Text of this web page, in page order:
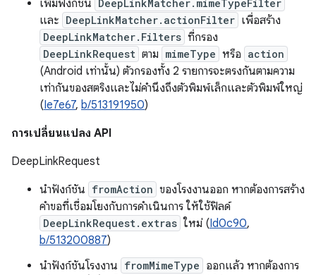
เพิ่มฟังก์ชัน DeepLinkMatcher.mimeTypeFilter
และ DeepLinkMatcher.actionFilter เพื่อสร้าง
DeepLinkMatcher.Filters ที่กรอง
DeepLinkRequest ตาม mimeType หรือ action
(Android เท่านั้น) ตัวกรองทั้ง 2 รายการจะตรงกันตามความ
เท่ากันของสตริงและไม่คำนึงถึงตัวพิมพ์เล็กและตัวพิมพ์ใหญ่
(Ie7e67, b/513191950)
การเปลี่ยนแปลง API
DeepLinkRequest
นำฟังก์ชัน fromAction ของโรงงานออก หากต้องการสร้าง
คำขอที่เชื่อมโยงกับการดำเนินการ ให้ใช้ฟิลด์
DeepLinkRequest.extras ใหม่ (Id0c90,
b/513200887)
นำฟังก์ชันโรงงาน fromMimeType ออกแล้ว หากต้องการ